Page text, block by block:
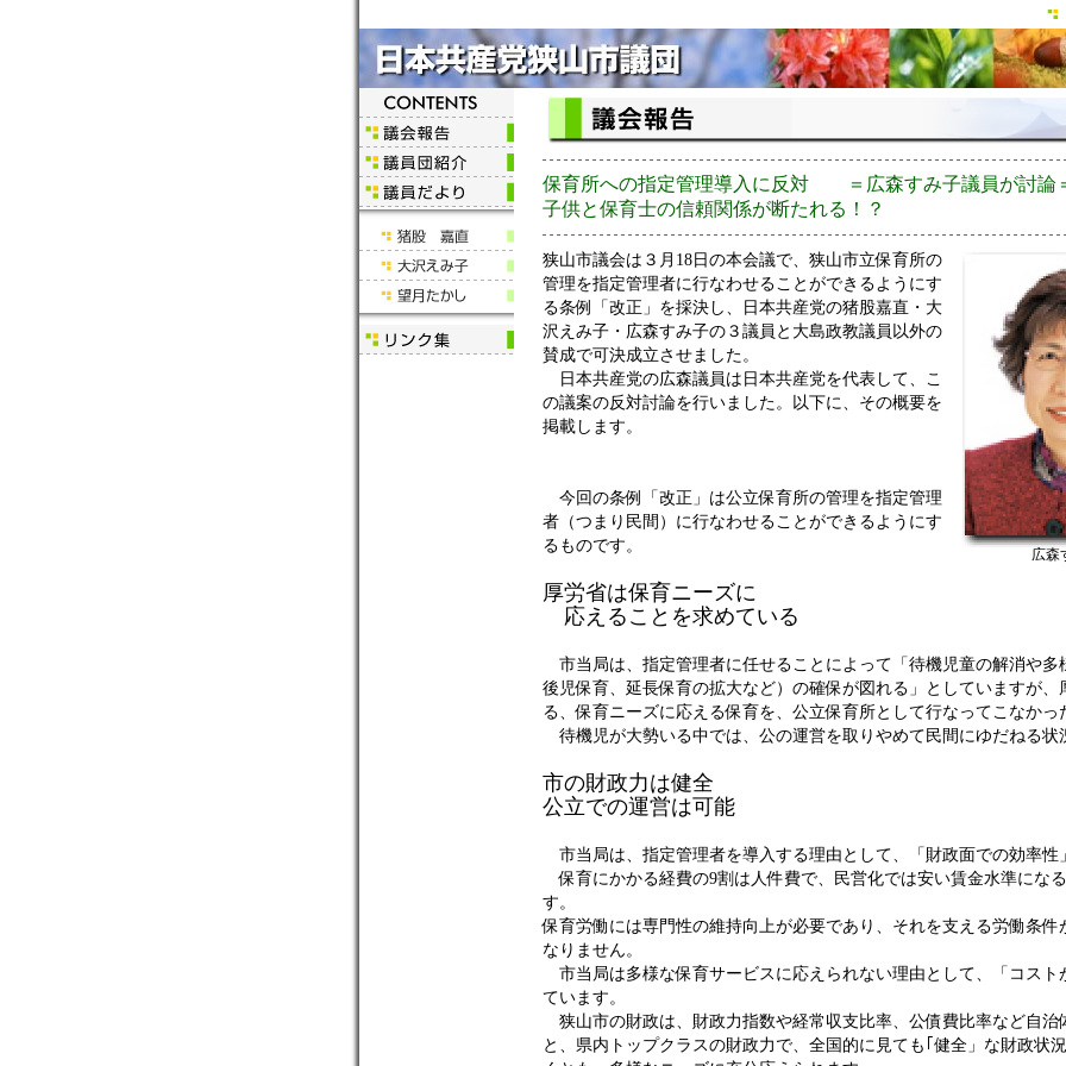
保育所への指定管理導入に反対 ＝広森すみ子議員が討論
子供と保育士の信頼関係が断たれる！？
広森
狭山市議会は３月18日の本会議で、狭山市立保育所の
管理を指定管理者に行なわせることができるようにす
る条例「改正」を採決し、日本共産党の猪股嘉直・大
沢えみ子・広森すみ子の３議員と大島政教議員以外の
賛成で可決成立させました。
日本共産党の広森議員は日本共産党を代表して、こ
の議案の反対討論を行いました。以下に、その概要を
掲載します。
今回の条例「改正」は公立保育所の管理を指定管理
者（つまり民間）に行なわせることができるようにす
るものです。
厚労省は保育ニーズに
応えることを求めている
市当局は、指定管理者に任せることによって「待機児童の解消や多
後児保育、延長保育の拡大など）の確保が図れる」としていますが、
る、保育ニーズに応える保育を、公立保育所として行なってこなかっ
待機児が大勢いる中では、公の運営を取りやめて民間にゆだねる状
市の財政力は健全
公立での運営は可能
市当局は、指定管理者を導入する理由として、「財政面での効率性
保育にかかる経費の9割は人件費で、民営化では安い賃金水準にな
す。
保育労働には専門性の維持向上が必要であり、それを支える労働条件
なりません。
市当局は多様な保育サービスに応えられない理由として、「コスト
ています。
狭山市の財政は、財政力指数や経常収支比率、公債費比率など自治
と、県内トップクラスの財政力で、全国的に見ても｢健全」な財政状